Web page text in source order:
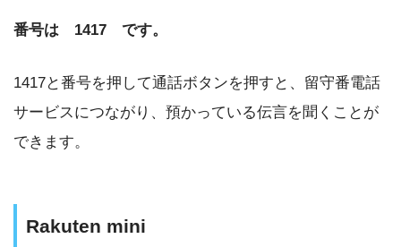
番号は 1417 です。
1417と番号を押して通話ボタンを押すと、留守番電話
サービスにつながり、預かっている伝言を聞くことが
できます。
Rakuten mini